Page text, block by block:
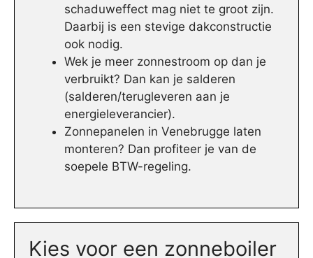
schaduweffect mag niet te groot zijn.
Daarbij is een stevige dakconstructie
ook nodig.
Wek je meer zonnestroom op dan je
verbruikt? Dan kan je salderen
(salderen/terugleveren aan je
energieleverancier).
Zonnepanelen in Venebrugge laten
monteren? Dan profiteer je van de
soepele BTW-regeling.
Kies voor een zonneboiler